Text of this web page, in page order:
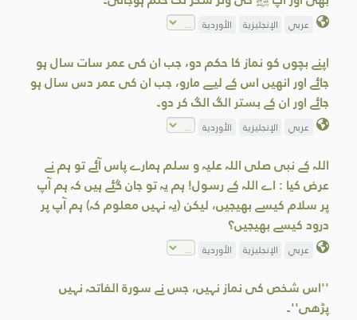
عربي الإنجليزية الأوردية
اپنے بچوں کو نماز کا حکم دو، جب ان کی عمر سات سال ہو
جائے اور انھیں اس کے لیے مارو، جب ان کی عمر دس سال ہو
جائے اور ان کے بستر الگ الگ کر دو۔
عربي الإنجليزية الأوردية
اللہ کے نبی صلی اللہ علیہ و سلم ہمارے پاس آئے تو ہم نے
عرض کیا : اے اللہ کے رسول! ہم یہ تو جان گئے ہیں کہ ہم آپ
پر سلام کیسے بھیجیں، لیکن (یہ نہيں معلوم کہ) ہم آپ پر
درود کیسے بھیجیں؟
عربي الإنجليزية الأوردية
''اس شخص کی نماز نہیں، جس نے سورۃ الفاتحہ نہیں
پڑھی''۔